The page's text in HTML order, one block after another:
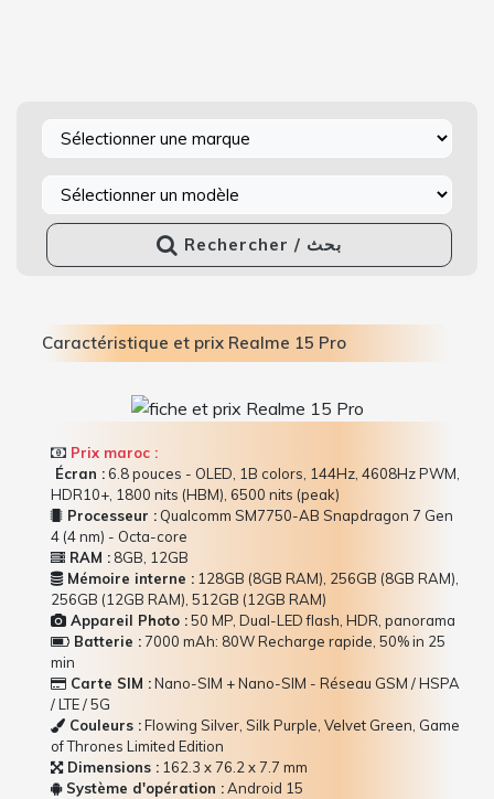
Rechercher / بحث
Caractéristique et prix Realme 15 Pro
Prix maroc :
Écran :6.8 pouces - OLED, 1B colors, 144Hz, 4608Hz PWM,
HDR10+, 1800 nits (HBM), 6500 nits (peak)
Processeur : Qualcomm SM7750-AB Snapdragon 7 Gen
4 (4 nm) - Octa-core
RAM : 8GB, 12GB
Mémoire interne : 128GB (8GB RAM), 256GB (8GB RAM),
256GB (12GB RAM), 512GB (12GB RAM)
Appareil Photo :50 MP, Dual-LED flash, HDR, panorama
Batterie : 7000 mAh: 80W Recharge rapide, 50% in 25
min
Carte SIM :Nano-SIM + Nano-SIM - Réseau GSM / HSPA
/ LTE / 5G
Couleurs :Flowing Silver, Silk Purple, Velvet Green, Game
of Thrones Limited Edition
Dimensions : 162.3 x 76.2 x 7.7 mm
Système d'opération :Android 15